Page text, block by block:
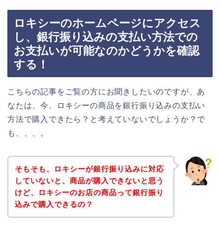
ロキシーのホームページにアクセス
し、銀行振り込みの支払い方法での
お支払いが可能なのかどうかを確認
する！
こちらの記事をご覧の方にお聞きしたいのですが、あ
なたは、今、ロキシーの商品を銀行振り込みの支払い
方法で購入できたら？と考えていないでしょうか？で
も、、、。
そもそも、ロキシーが銀行振り込みに対応
していないと、商品が購入できないと思う
けど、ロキシーのお店の商品って銀行振り
込みで購入できるの？